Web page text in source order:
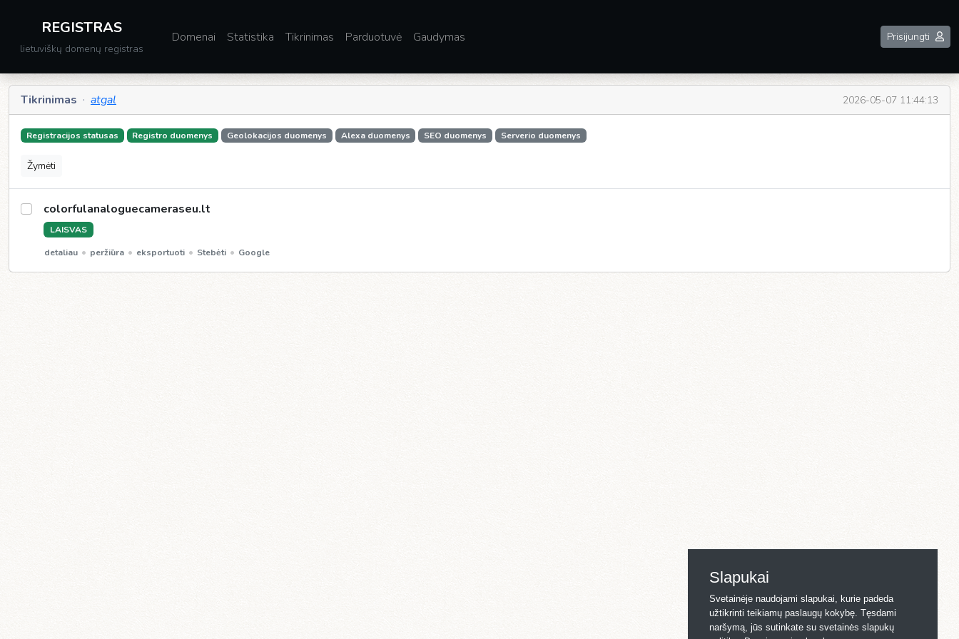
REGISTRAS
lietuviškų domenų registras
Domenai Statistika Tikrinimas Parduotuvė Gaudymas Prisijungti
Tikrinimas · atgal 2026-05-07 11:44:13
Registracijos statusas Registro duomenys Geolokacijos duomenys Alexa duomenys SEO duomenys Serverio duomenys
Žymėti
colorfulanaloguecameraseu.lt
LAISVAS
detaliau • peržiūra • eksportuoti • Stebėti • Google
Slapukai
Svetainėje naudojami slapukai, kurie padeda
užtikrinti teikiamų paslaugų kokybę. Tęsdami
naršymą, jūs sutinkate su svetainės slapukų